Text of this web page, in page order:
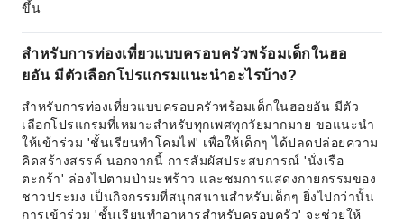
ขึ้น
สำหรับการท่องเที่ยวแบบครอบครัวพร้อมเด็กในฮอ
ยอัน มีตัวเลือกโปรแกรมแนะนำอะไรบ้าง?
สำหรับการท่องเที่ยวแบบครอบครัวพร้อมเด็กในฮอยอัน มีตัว
เลือกโปรแกรมที่เหมาะสำหรับทุกเพศทุกวัยมากมาย ขอแนะนำ
ให้เข้าร่วม 'ชั้นเรียนทำโคมไฟ' เพื่อให้เด็กๆ ได้ปลดปล่อยความ
คิดสร้างสรรค์ นอกจากนี้ การสัมผัสประสบการณ์ 'นั่งเรือ
ตะกร้า' ล่องไปตามป่ามะพร้าว และชมการแสดงกายกรรมของ
ชาวประมง เป็นกิจกรรมที่สนุกสนานสำหรับเด็กๆ ยิ่งไปกว่านั้น
การเข้าร่วม 'ชั้นเรียนทำอาหารสำหรับครอบครัว' จะช่วยให้